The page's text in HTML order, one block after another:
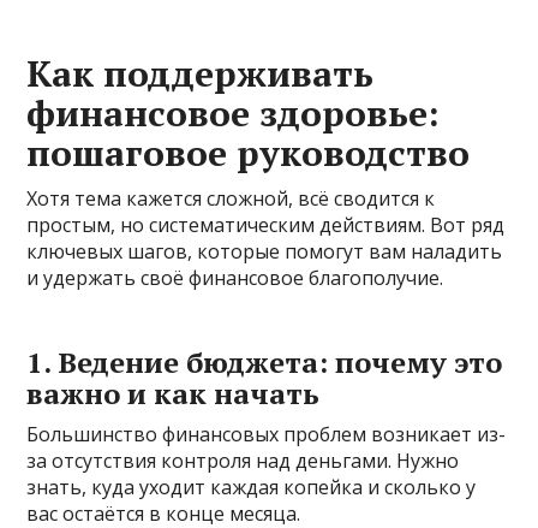
Как поддерживать
финансовое здоровье:
пошаговое руководство
Хотя тема кажется сложной, всё сводится к
простым, но систематическим действиям. Вот ряд
ключевых шагов, которые помогут вам наладить
и удержать своё финансовое благополучие.
1. Ведение бюджета: почему это
важно и как начать
Большинство финансовых проблем возникает из-
за отсутствия контроля над деньгами. Нужно
знать, куда уходит каждая копейка и сколько у
вас остаётся в конце месяца.